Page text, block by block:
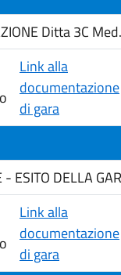
Ditta 3C Med.
Link alla
documentazione
di gara
ESITO DELLA
Link alla
documentazione
di gara